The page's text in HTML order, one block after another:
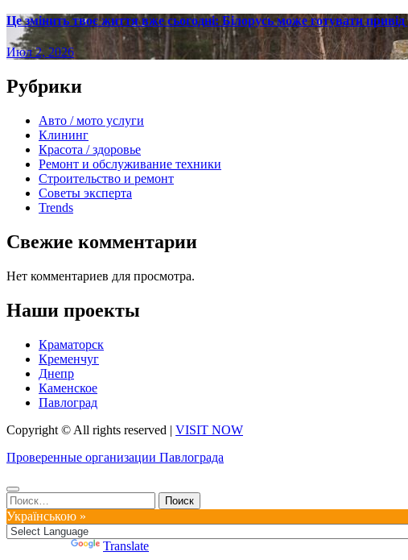
Це змінить твоє життя вже сьогодні: Білорусь може готувати
Июл 2, 2026
Рубрики
Авто / мото услуги
Клининг
Красота / здоровье
Ремонт и обслуживание техники
Строительство и ремонт
Советы эксперта
Trends
Свежие комментарии
Нет комментариев для просмотра.
Наши проекты
Краматорск
Кременчуг
Днепр
Каменское
Павлоград
Copyright © All rights reserved | VISIT NOW
Проверенные организации Павлограда
Найти:
Українською »
Translate